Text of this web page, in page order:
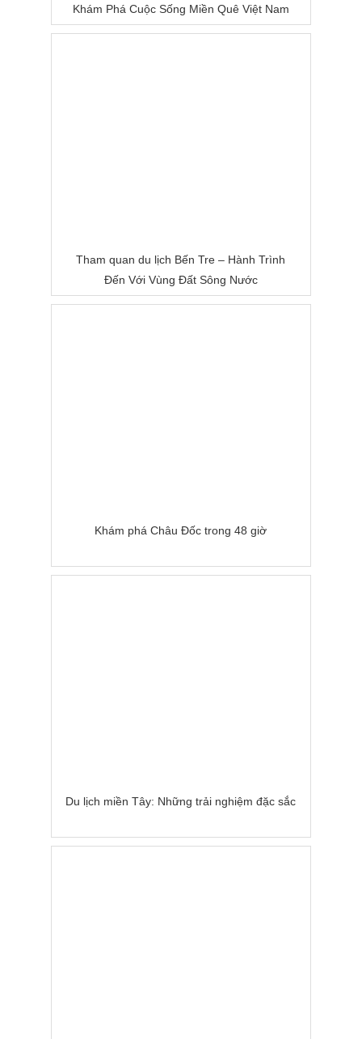
Khám Phá Cuộc Sống Miền Quê Việt Nam
Tham quan du lịch Bến Tre – Hành Trình
Đến Với Vùng Đất Sông Nước
Khám phá Châu Đốc trong 48 giờ
Du lịch miền Tây: Những trải nghiệm đặc sắc